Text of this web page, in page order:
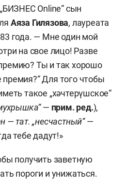
Online“ сын
Аяза Гилязова, лауреата
года. — Мне один мой
на свое лицо! Разве
Ты и так хорошо
Для того чтобы
такое „хәчтерүшское“
— прим. ред.),
— тат. „несчастный“—
тебе дадут!»
получить заветную
пороги и унижаться.